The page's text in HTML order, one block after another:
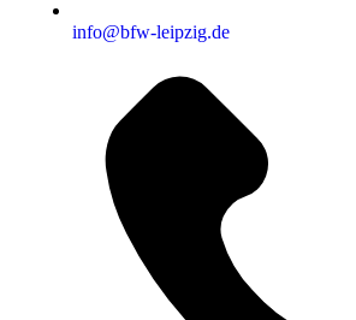
info@bfw-leipzig.de